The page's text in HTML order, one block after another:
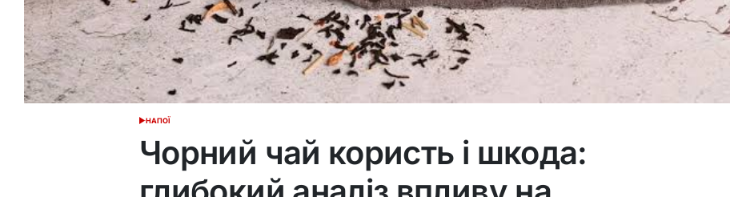
ОПУБЛІКУВАТИ
НАПОЇ
Чорний чай користь і шкода: